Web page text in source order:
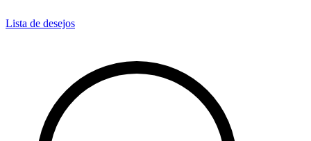
Lista de desejos